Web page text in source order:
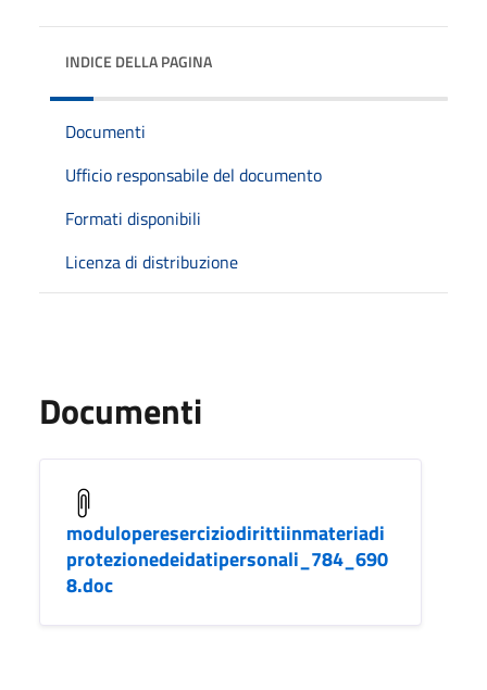
INDICE DELLA PAGINA
Documenti
Ufficio responsabile del documento
Formati disponibili
Licenza di distribuzione
Documenti
modulopereserciziodirittiinmateriadi
protezionedeidatipersonali_784_690
8.doc